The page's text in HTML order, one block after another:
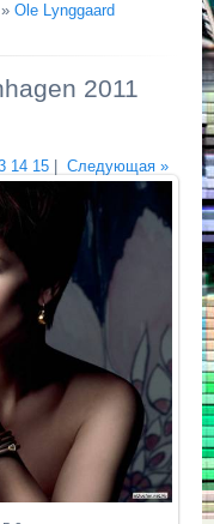
» Ole Lynggaard
2011
14 15 Следующая »